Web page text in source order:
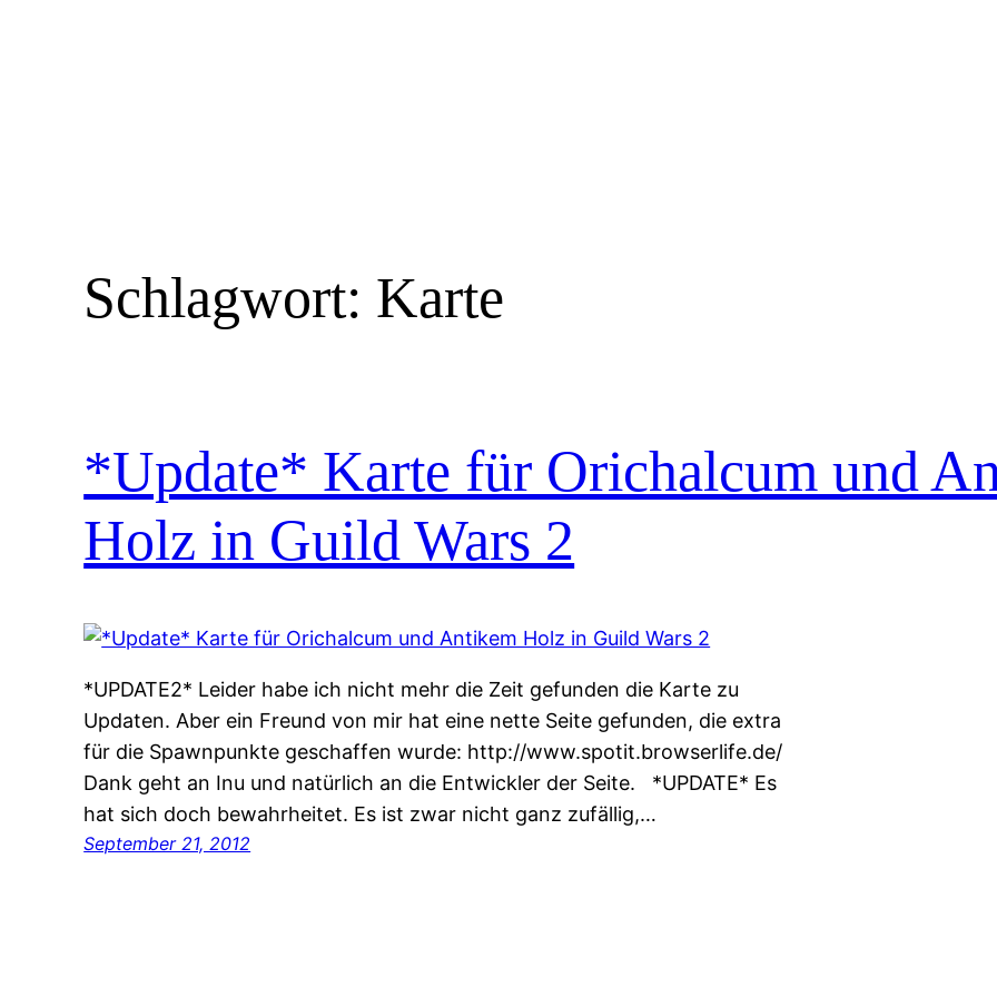
Schlagwort: Karte
*Update* Karte für Orichalcum und
Holz in Guild Wars 2
*UPDATE2* Leider habe ich nicht mehr die Zeit gefunden die Karte zu
Updaten. Aber ein Freund von mir hat eine nette Seite gefunden, die extra
für die Spawnpunkte geschaffen wurde: http://www.spotit.browserlife.de/
Dank geht an Inu und natürlich an die Entwickler der Seite. *UPDATE* Es
hat sich doch bewahrheitet. Es ist zwar nicht ganz zufällig,…
September 21, 2012